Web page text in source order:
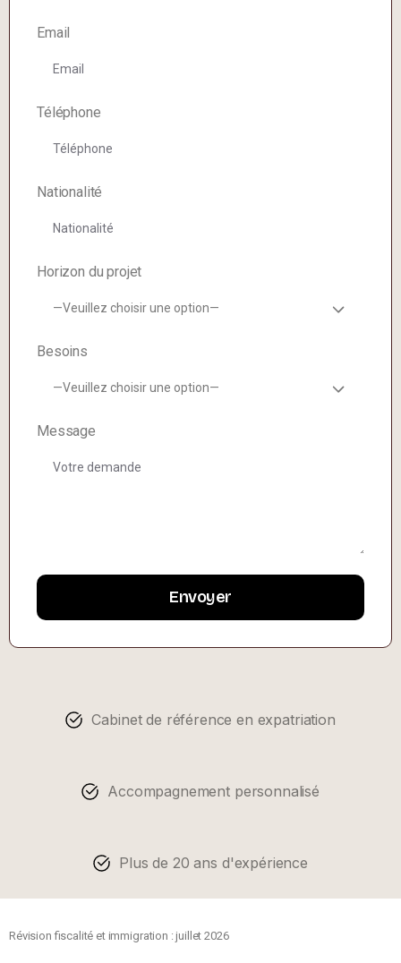
Email
Téléphone
Nationalité
Horizon du projet
—Veuillez choisir une option—
Besoins
—Veuillez choisir une option—
Message
Cabinet de référence en expatriation
Accompagnement personnalisé
Plus de 20 ans d'expérience
Révision fiscalité et immigration : juillet 2026